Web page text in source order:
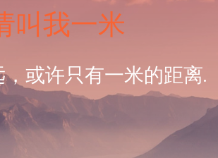
叫我一米
或许只有一米的距离.